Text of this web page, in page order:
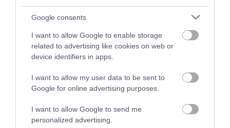
Google consents
I want to allow Google to enable storage
related to advertising like cookies on web or
device identifiers in apps.
I want to allow my user data to be sent to
Google for online advertising purposes.
I want to allow Google to send me
personalized advertising.
„NEM TETTÜNK NYOMÁST A FIUNKRA” –
EGY EGRI CSALÁD TÖRTÉNE...
ÚJ HŰTŐRENDSZER A MARKHOT FERENC
KÓRHÁZBAN: TÖBB MINT 70 ...
2026. augusztus 06|Eger ügye
HOLTAN SZÁLLÍTOTTÁK HAZA A 80 ÉVES
ASSZONYT A HATVANI KÓR...